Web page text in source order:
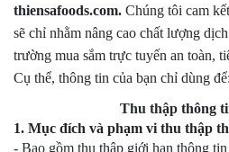
thiensafoods.com. Chúng tôi cam
sẽ chỉ nhằm nâng cao chất lượng
trường mua sắm trực tuyến an toàn,
Cụ thể, thông tin của bạn chỉ dùng để:
Thu thập thông
1. Mục đích và phạm vi thu thập
- Bao gồm thu thập giới hạn thông tin